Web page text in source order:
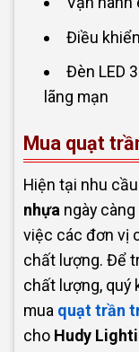
Điều
Đèn LED
lãng mạn
Mua quạt
Hiện tại nhu
nhựa ngày
việc các đơn vị
chất lượng. Để
chất lượng, quý
mua quạt trần
cho Hudy